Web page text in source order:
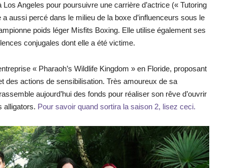
Los Angeles pour poursuivre une carrière d’actrice (« Tutoring
aussi percé dans le milieu de la boxe d’influenceurs sous le
poids léger Misfits Boxing. Elle utilise également ses
conjugales dont elle a été victime.
« Pharaoh’s Wildlife Kingdom » en Floride, proposant
des actions de sensibilisation. Très amoureux de sa
aujourd’hui des fonds pour réaliser son rêve d’ouvrir
alligators. Pour savoir quand sortira la saison 2, lisez ceci.